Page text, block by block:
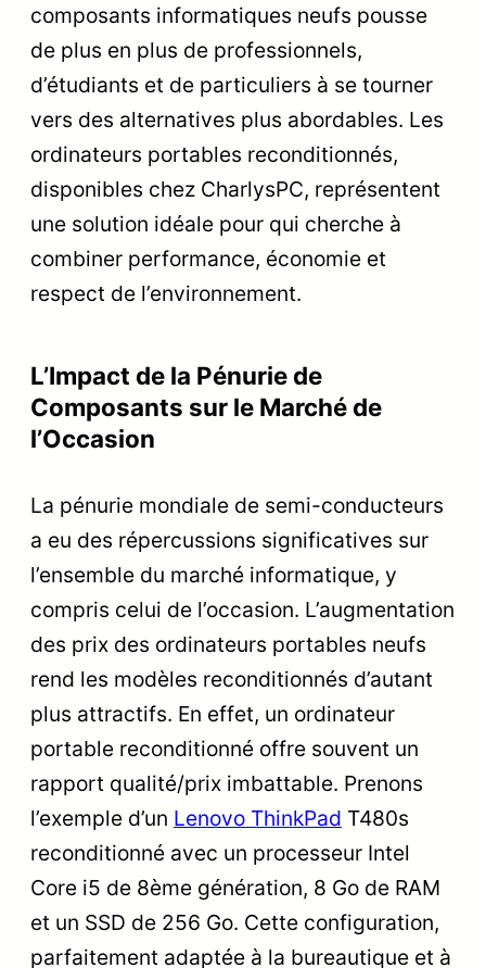
composants informatiques neufs pousse
de plus en plus de professionnels,
d’étudiants et de particuliers à se tourner
vers des alternatives plus abordables. Les
ordinateurs portables reconditionnés,
disponibles chez CharlysPC, représentent
une solution idéale pour qui cherche à
combiner performance, économie et
respect de l’environnement.
L’Impact de la Pénurie de
Composants sur le Marché de
l’Occasion
La pénurie mondiale de semi-conducteurs
a eu des répercussions significatives sur
l’ensemble du marché informatique, y
compris celui de l’occasion. L’augmentation
des prix des ordinateurs portables neufs
rend les modèles reconditionnés d’autant
plus attractifs. En effet, un ordinateur
portable reconditionné offre souvent un
rapport qualité/prix imbattable. Prenons
l’exemple d’un Lenovo ThinkPad T480s
reconditionné avec un processeur Intel
Core i5 de 8ème génération, 8 Go de RAM
et un SSD de 256 Go. Cette configuration,
parfaitement adaptée à la bureautique et à